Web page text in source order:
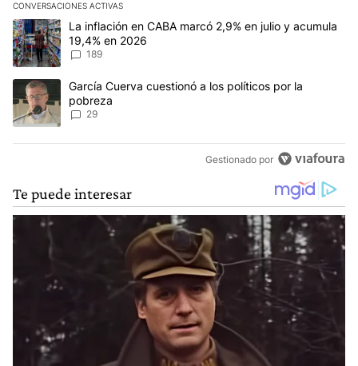
CONVERSACIONES ACTIVAS
Este listado muestra los artículos con más comentarios en los
Un artículo de tendencia con el título "La inflación en CABA
La inflación en CABA marcó 2,9% en julio y acumula
19,4% en 2026
189
Un artículo de tendencia con el título "García Cuerva cuestionó
García Cuerva cuestionó a los políticos por la
pobreza
29
Gestionado por